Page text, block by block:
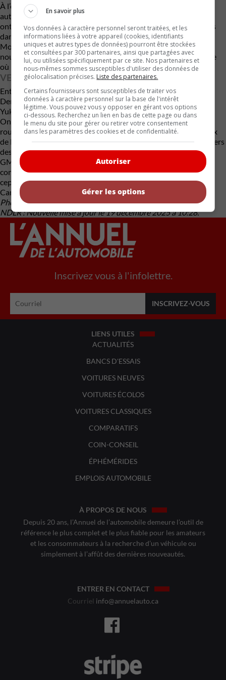
À l’origine, les versions Denali étaient réservées aux
automobilistes des États-Unis et du Canada. Récemment, elles
ont fait leur apparition au sein du catalogue de produits offerts
dans quelques autres pays : la Corée du Sud, le Mexique et le
Moyen-Orient. En 2025, ce nom fera son entrée sur trois
nouveaux marchés : la Chine, l’Australie et la Nouvelle-Zélande
où le Yukon Denali sera lancé.
VERSION ANNIVERSAIRE À VENIR
Entre-temps, pour souligner le 25e anniversaire des versions
Denali, GMC offrira un habillage commémoratif pour les GMC
Yukon Denali et Denali Ultimate 2025.
On les reconnaîtra à quelques attributs de couleur noire : les
roues de 24 po, la grille de la calandre et son emblème lumineux
de la marque, quelques autres écussons, de même que les boîtiers
des rétroviseurs. Des broutilles, quoi…
GMC produira tout juste 3 000 exemplaires de cette version
commémorative pour le marché mondial. Le constructeur n’a
cependant pas précisé combien d’entre elles aboutiront au
Canada.
Photos : General Motors
NDLR : Nouvelle mise à jour le 19 décembre 2025 à 10:28.
Inscrivez vous à l'infolettre.
LIENS UTILES
ACTUALITÉS
BANCS D'ESSAIS
VOITURES NEUVES
VOITURES ÉCOLOS
VOITURES CLASSIQUES
COMPARATIFS
COIN-CONSEIL
ÉPHÉMÉRIDES
EMPLOIS AUTOMOBILE
À PROPOS DE NOUS
Depuis 20 ans, l’Annuel de l’automobile demeure l’outil de
référence le plus complet et le plus fiable pour les amateurs
et les consommateurs à la recherche d’un véhicule ou
simplement à l’affût des dernières nouveautés.
ENTRER EN CONTACT
Courriel info@annuelauto.ca
En savoir plus
Vos données à caractère personnel seront traitées, et les
informations liées à votre appareil (cookies, identifiants
uniques et autres types de données) pourront être stockées
et consultées par 300 partenaires, ainsi que partagées avec
lui, ou utilisées spécifiquement par ce site. Nos partenaires et
nous-mêmes sommes susceptibles d'utiliser des données de
géolocalisation précises. Liste des partenaires.
Certains fournisseurs sont susceptibles de traiter vos
données à caractère personnel sur la base de l'intérêt
légitime. Vous pouvez vous y opposer en gérant vos options
ci-dessous. Recherchez un lien en bas de cette page ou dans
le menu du site pour gérer ou retirer votre consentement
dans les paramètres des cookies et de confidentialité.
Autoriser
Gérer les options